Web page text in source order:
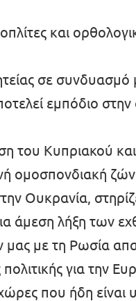
και
σε
εμπόδιο
του Κυπριακού
ομοσπονδιακή
Ουκρανία,
άμεση λήξη των
με τη Ρωσία
πολιτικής για την
χώρες που ήδη